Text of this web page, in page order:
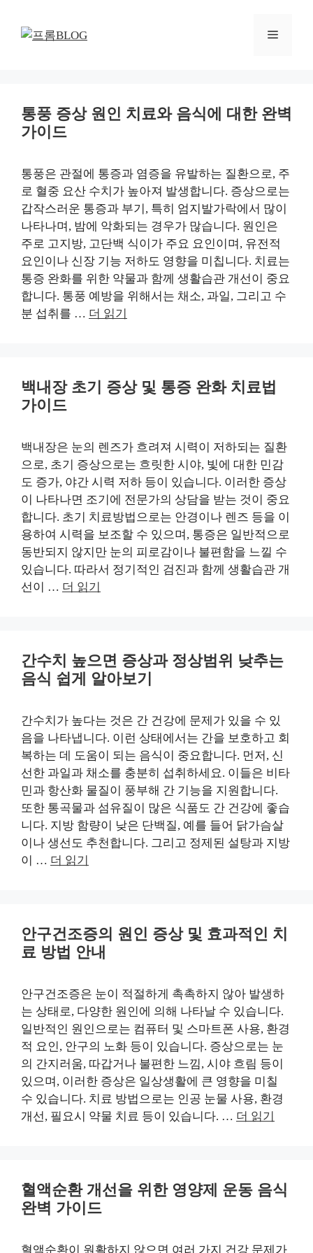
메
통풍 증상 원인 치료와 음식에 대한 완벽
가이드
통풍은 관절에 통증과 염증을 유발하는 질환으로, 주
로 혈중 요산 수치가 높아져 발생합니다. 증상으로는
갑작스러운 통증과 부기, 특히 엄지발가락에서 많이
나타나며, 밤에 악화되는 경우가 많습니다. 원인은
주로 고지방, 고단백 식이가 주요 요인이며, 유전적
요인이나 신장 기능 저하도 영향을 미칩니다. 치료는
통증 완화를 위한 약물과 함께 생활습관 개선이 중요
합니다. 통풍 예방을 위해서는 채소, 과일, 그리고 수
분 섭취를 … 더 읽기
백내장 초기 증상 및 통증 완화 치료법
가이드
백내장은 눈의 렌즈가 흐려져 시력이 저하되는 질환
으로, 초기 증상으로는 흐릿한 시야, 빛에 대한 민감
도 증가, 야간 시력 저하 등이 있습니다. 이러한 증상
이 나타나면 조기에 전문가의 상담을 받는 것이 중요
합니다. 초기 치료방법으로는 안경이나 렌즈 등을 이
용하여 시력을 보조할 수 있으며, 통증은 일반적으로
동반되지 않지만 눈의 피로감이나 불편함을 느낄 수
있습니다. 따라서 정기적인 검진과 함께 생활습관 개
선이 … 더 읽기
간수치 높으면 증상과 정상범위 낮추는
음식 쉽게 알아보기
간수치가 높다는 것은 간 건강에 문제가 있을 수 있
음을 나타냅니다. 이런 상태에서는 간을 보호하고 회
복하는 데 도움이 되는 음식이 중요합니다. 먼저, 신
선한 과일과 채소를 충분히 섭취하세요. 이들은 비타
민과 항산화 물질이 풍부해 간 기능을 지원합니다.
또한 통곡물과 섬유질이 많은 식품도 간 건강에 좋습
니다. 지방 함량이 낮은 단백질, 예를 들어 닭가슴살
이나 생선도 추천합니다. 그리고 정제된 설탕과 지방
이 … 더 읽기
안구건조증의 원인 증상 및 효과적인 치
료 방법 안내
안구건조증은 눈이 적절하게 촉촉하지 않아 발생하
는 상태로, 다양한 원인에 의해 나타날 수 있습니다.
일반적인 원인으로는 컴퓨터 및 스마트폰 사용, 환경
적 요인, 안구의 노화 등이 있습니다. 증상으로는 눈
의 간지러움, 따갑거나 불편한 느낌, 시야 흐림 등이
있으며, 이러한 증상은 일상생활에 큰 영향을 미칠
수 있습니다. 치료 방법으로는 인공 눈물 사용, 환경
개선, 필요시 약물 치료 등이 있습니다. … 더 읽기
혈액순환 개선을 위한 영양제 운동 음식
완벽 가이드
혈액순환이 원활하지 않으면 여러 가지 건강 문제가